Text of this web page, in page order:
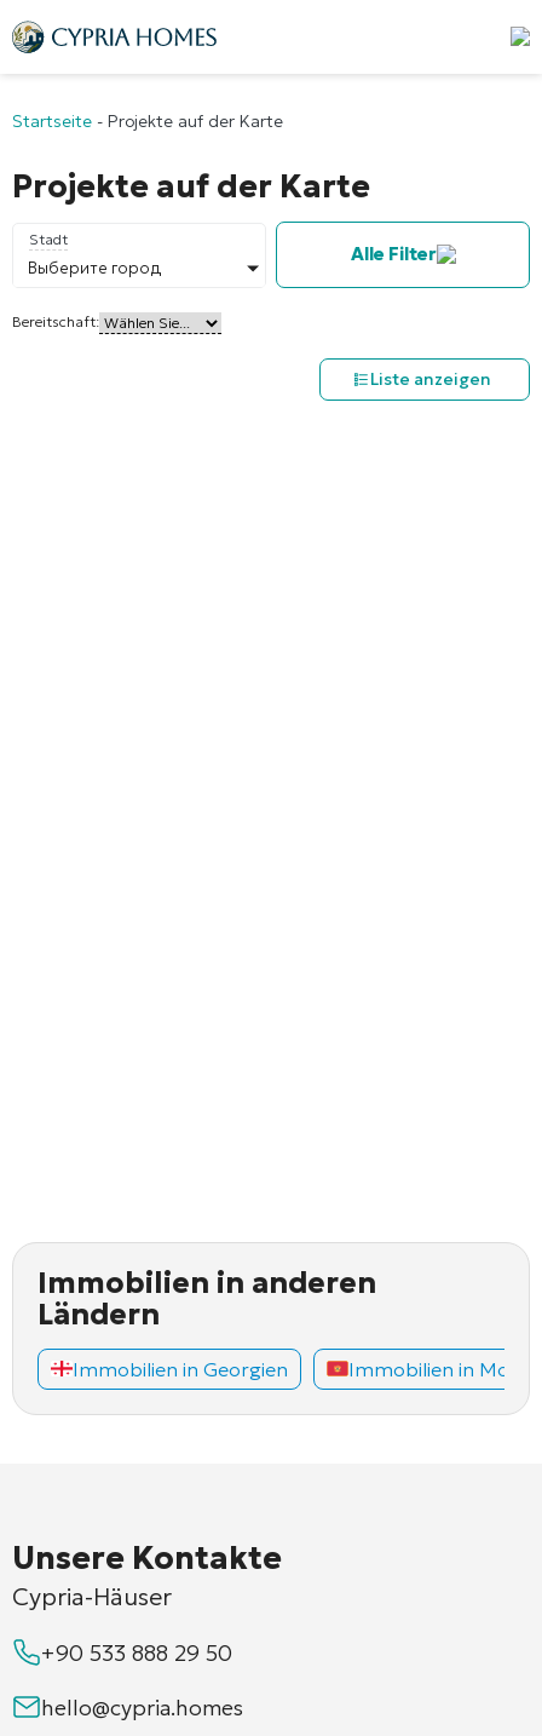
Startseite - Projekte auf der Karte
Projekte auf der Karte
Stadt
Выберите город
Alle Filter
Bereitschaft:
Liste anzeigen
Immobilien in anderen
Ländern
Immobilien in Georgien Immobilien in
Unsere Kontakte
Cypria-Häuser
+90 533 888 29 50
hello@cypria.homes